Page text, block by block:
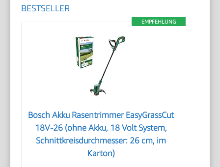
BESTSELLER
EMPFEHLUNG
Bosch Akku Rasentrimmer EasyGrassCut
18V-26 (ohne Akku, 18 Volt System,
Schnittkreisdurchmesser: 26 cm, im
Karton)